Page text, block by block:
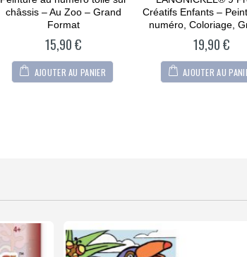
of
châssis – Au Zoo – Grand
Format
15,90€
AJOUTER AU PANIER
of
5
Créatifs Enfants –
numéro, Coloriage,
19,90€
AJOUTER AU